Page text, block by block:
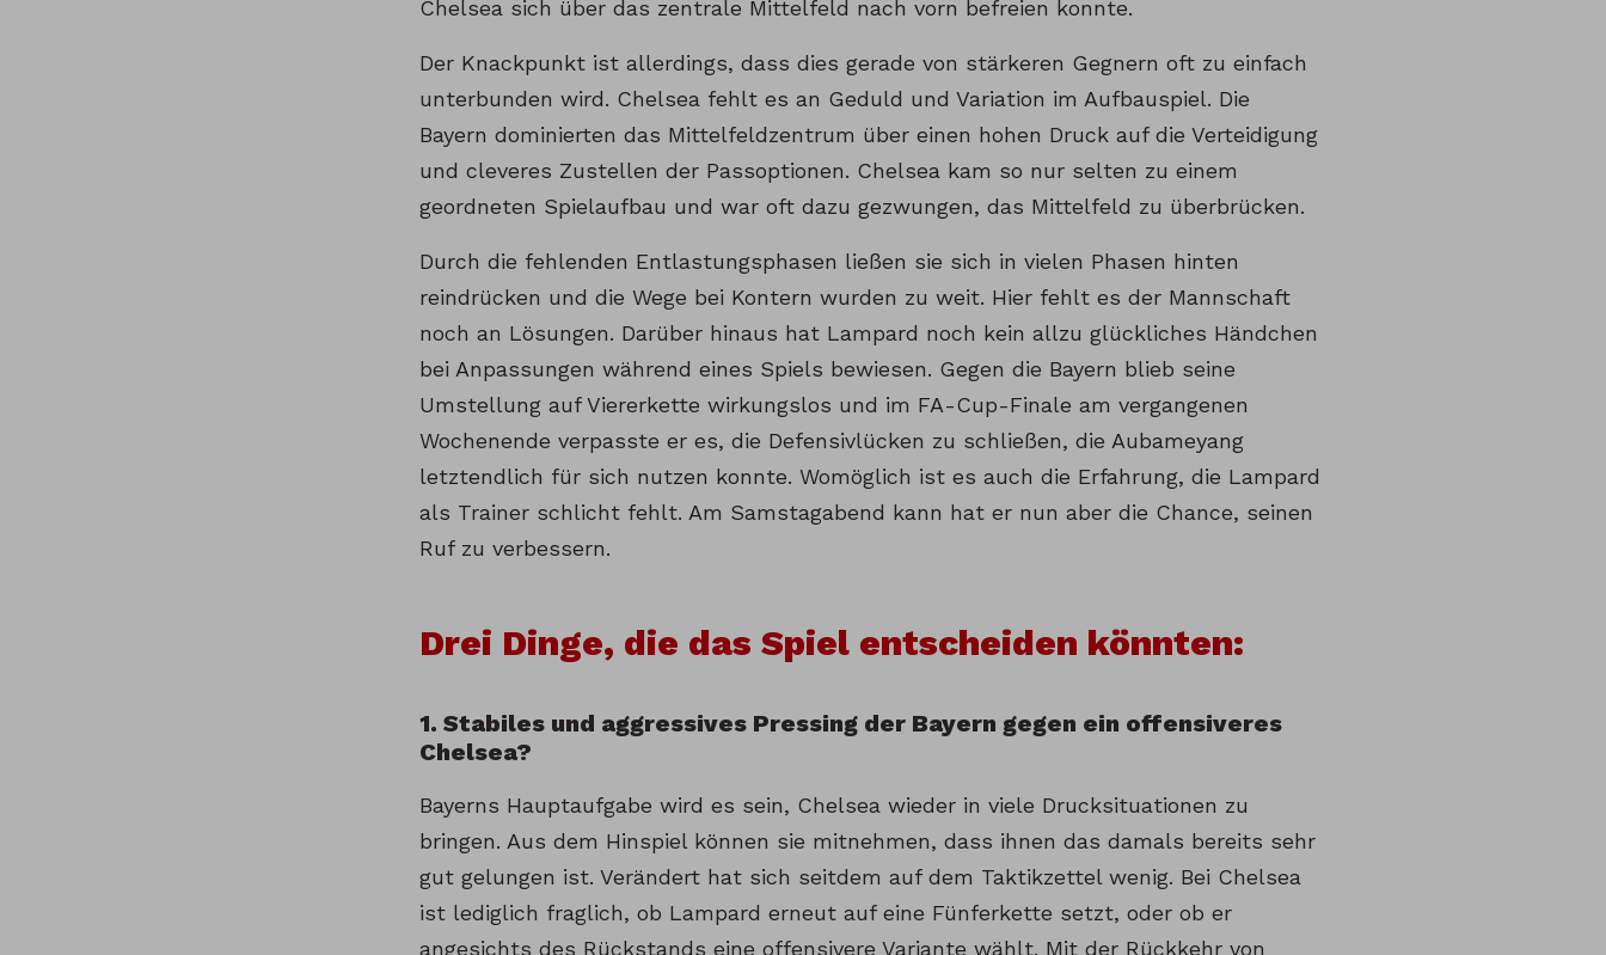
Chelsea sich über das zentrale Mittelfeld nach vorn befreien konnte.
Der Knackpunkt ist allerdings, dass dies gerade von stärkeren Gegnern oft zu einfach
unterbunden wird. Chelsea fehlt es an Geduld und Variation im Aufbauspiel. Die
Bayern dominierten das Mittelfeldzentrum über einen hohen Druck auf die Verteidigung
und cleveres Zustellen der Passoptionen. Chelsea kam so nur selten zu einem
geordneten Spielaufbau und war oft dazu gezwungen, das Mittelfeld zu überbrücken.
Durch die fehlenden Entlastungsphasen ließen sie sich in vielen Phasen hinten
reindrücken und die Wege bei Kontern wurden zu weit. Hier fehlt es der Mannschaft
noch an Lösungen. Darüber hinaus hat Lampard noch kein allzu glückliches Händchen
bei Anpassungen während eines Spiels bewiesen. Gegen die Bayern blieb seine
Umstellung auf Viererkette wirkungslos und im FA-Cup-Finale am vergangenen
Wochenende verpasste er es, die Defensivlücken zu schließen, die Aubameyang
letztendlich für sich nutzen konnte. Womöglich ist es auch die Erfahrung, die Lampard
als Trainer schlicht fehlt. Am Samstagabend kann hat er nun aber die Chance, seinen
Ruf zu verbessern.
Drei Dinge, die das Spiel entscheiden könnten:
1. Stabiles und aggressives Pressing der Bayern gegen ein offensiveres
Chelsea?
Bayerns Hauptaufgabe wird es sein, Chelsea wieder in viele Drucksituationen zu
bringen. Aus dem Hinspiel können sie mitnehmen, dass ihnen das damals bereits sehr
gut gelungen ist. Verändert hat sich seitdem auf dem Taktikzettel wenig. Bei Chelsea
ist lediglich fraglich, ob Lampard erneut auf eine Fünferkette setzt, oder ob er
angesichts des Rückstands eine offensivere Variante wählt. Mit der Rückkehr von